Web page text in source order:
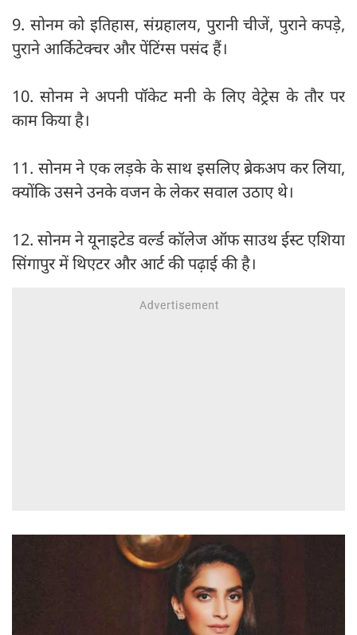
9. सोनम को इतिहास, संग्रहालय, पुरानी चीजें, पुराने कपड़े,
पुराने आर्किटेक्चर और पेंटिंग्स पसंद हैं।
10. सोनम ने अपनी पॉकेट मनी के लिए वेट्रेस के तौर पर
काम किया है।
11. सोनम ने एक लड़के के साथ इसलिए ब्रेकअप कर लिया,
क्योंकि उसने उनके वजन के लेकर सवाल उठाए थे।
12. सोनम ने यूनाइटेड वर्ल्ड कॉलेज ऑफ साउथ ईस्ट एशिया
सिंगापुर में थिएटर और आर्ट की पढ़ाई की है।